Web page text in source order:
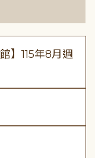
】115年8月週